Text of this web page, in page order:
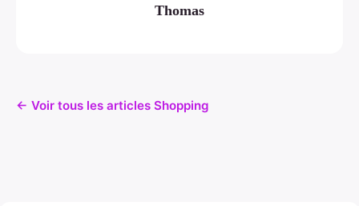
Thomas
← Voir tous les articles Shopping